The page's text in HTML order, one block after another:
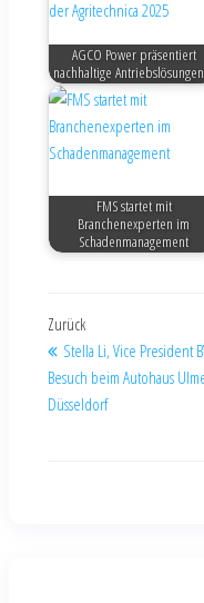
AGCO Power präsentiert
nachhaltige
FMS startet mit
Branchenexperten im
Schadenmanagement
Zurück
Stella Li, Vice President
Besuch beim Autohaus
Düsseldorf